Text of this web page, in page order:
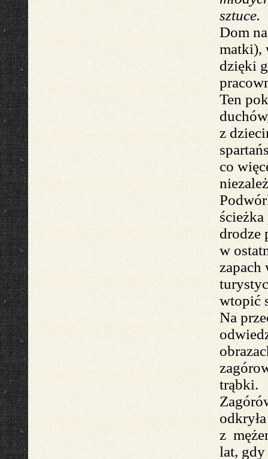
sztuce.
Dom
matki),
dzięki
Ten
z
co
drodze
w
zapach
turystyc
wtopić
Na
trąbki.
z
lat, gdy